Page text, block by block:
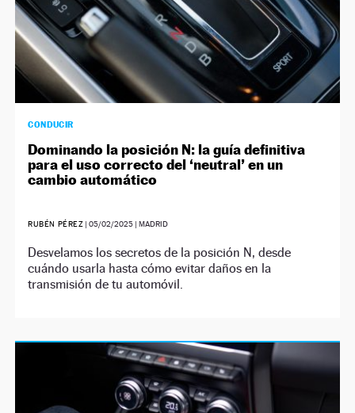
CONDUCIR
Dominando la posición N: la guía definitiva
para el uso correcto del ‘neutral’ en un
cambio automático
RUBÉN PÉREZ |05/02/2025 | MADRID
Desvelamos los secretos de la posición N, desde
cuándo usarla hasta cómo evitar daños en la
transmisión de tu automóvil.